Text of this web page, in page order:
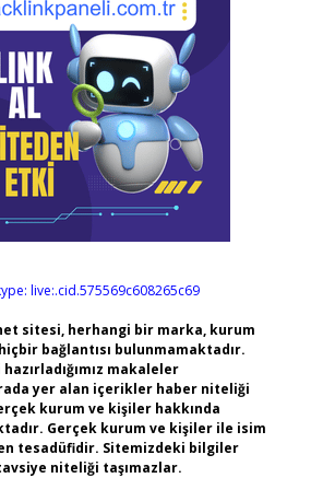
live:.cid.575569c608265c69
sitesi, herhangi bir marka, kurum
bağlantısı bulunmamaktadır.
makaleler
yer alan içerikler haber niteliği
kurum ve kişiler hakkında
Gerçek kurum ve kişiler ile isim
tesadüfidir. Sitemizdeki bilgiler
niteliği taşımazlar.